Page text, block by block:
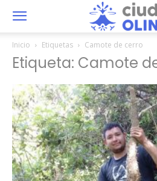
Inicio Etiquetas Camote de cerro
Etiqueta: Camote